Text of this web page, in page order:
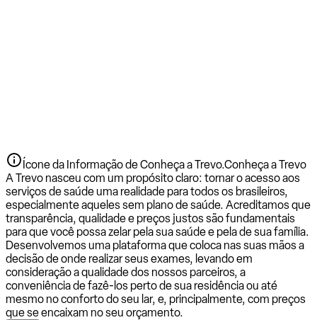
Ícone da Informação de Conheça a Trevo.Conheça a Trevo
A Trevo nasceu com um propósito claro: tornar o acesso aos
serviços de saúde uma realidade para todos os brasileiros,
especialmente aqueles sem plano de saúde. Acreditamos que
transparência, qualidade e preços justos são fundamentais
para que você possa zelar pela sua saúde e pela de sua família.
Desenvolvemos uma plataforma que coloca nas suas mãos a
decisão de onde realizar seus exames, levando em
consideração a qualidade dos nossos parceiros, a
conveniência de fazê-los perto de sua residência ou até
mesmo no conforto do seu lar, e, principalmente, com preços
que se encaixam no seu orçamento.